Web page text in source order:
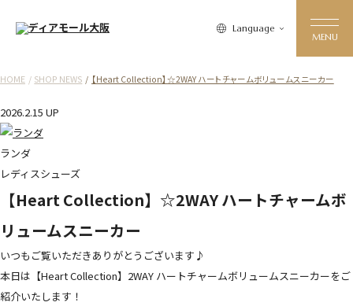
Language
HOME SHOP NEWS 【Heart Collection】☆2WAY ハートチャームボリュームスニーカー
2026.2.15 UP
ランダ
レディスシューズ
【Heart Collection】☆2WAY ハートチャームボ
リュームスニーカー
いつもご覧いただきありがとうございます♪
本日は【Heart Collection】2WAY ハートチャームボリュームスニーカーをご
紹介いたします！